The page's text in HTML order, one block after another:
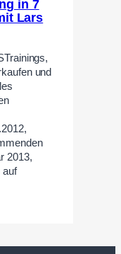
in 7
Lars
und
2013,
auf